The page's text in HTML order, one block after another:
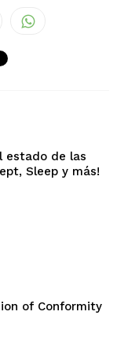
estado de las
Sleep y más!
of Conformity